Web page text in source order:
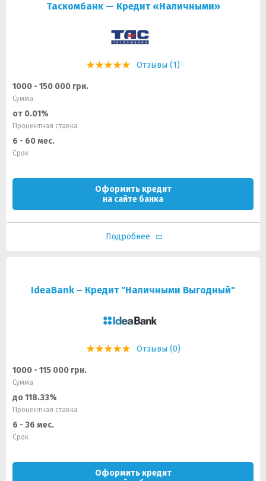
Таскомбанк — Кредит «Наличными»
Отзывы (1)
1000 - 150 000 грн.
Сумма
от 0.01%
Процентная ставка
6 - 60 мес.
Срок
Оформить кредит
на сайте банка
Подробнее
IdeaBank – Кредит "Наличными Выгодный"
Отзывы (0)
1000 - 115 000 грн.
Сумма
до 118.33%
Процентная ставка
6 - 36 мес.
Срок
Оформить кредит